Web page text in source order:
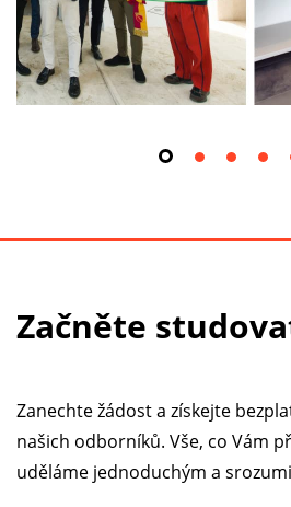
Začněte
Zanechte žádost a získejte
našich odborníků. Vše, co Vám
uděláme jednoduchým a